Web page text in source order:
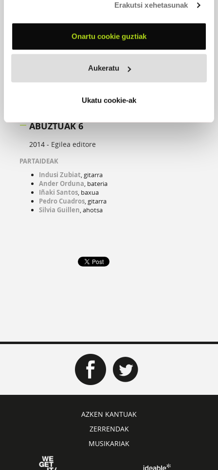
Erakutsi xehetasunak
Onartu cookie guztiak
Aukeratu
Ukatu cookie-ak
ABUZTUAK 6
2014 - Egilea editore
PARTAIDEAK
Indusi Zubiat, gitarra
Ander Orduna, bateria
Iñaki Santos, baxua
Pedro Cuadros, gitarra
Silvia Guillen, ahotsa
AZKEN KANTUAK
ZERRENDAK
MUSIKARIAK